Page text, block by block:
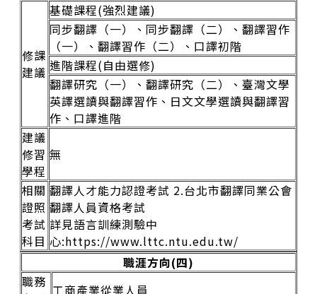
修課
建議
基礎課程(強烈建議)
同步翻譯（一）、同步翻譯（二）、翻譯習作
（一）、翻譯習作（二）、口譯初階
進階課程(自由選修)
翻譯研究（一）、翻譯研究（二）、臺灣文學
英譯選讀與翻譯習作、日文文學選讀與翻譯習
作、口譯進階
建議
修習
學程
無
相關
證照
考試
科目
翻譯人才能力認證考試 2.台北市翻譯同業公會
翻譯人員資格考試
詳見語言訓練測驗中
心:https://www.lttc.ntu.edu.tw/
職涯方向(四)
職務 工商產業從業人員